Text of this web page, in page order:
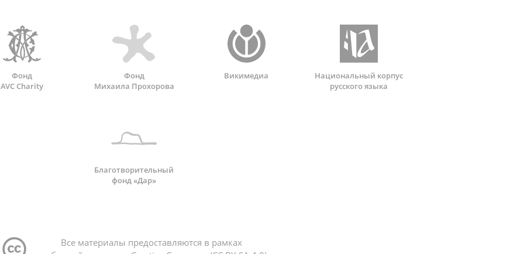
Фонд
AVC Charity
Фонд
Михаила Прохорова
Викимедиа
Национальный корпус
русского языка
Благотворительный
фонд «Дар»
Все материалы предоставляются в рамках